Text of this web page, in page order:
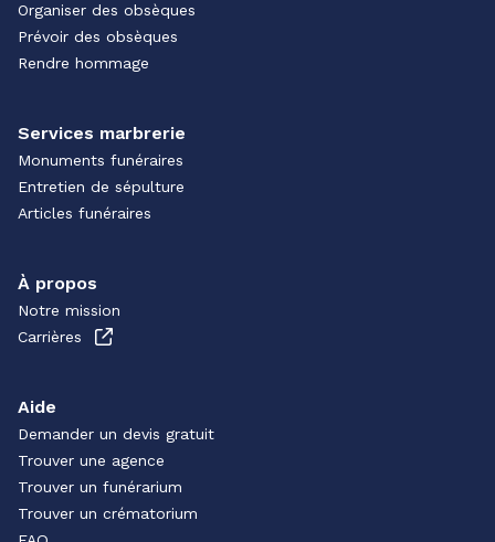
Organiser des obsèques
Prévoir des obsèques
Rendre hommage
Services marbrerie
Monuments funéraires
Entretien de sépulture
Articles funéraires
À propos
Notre mission
Carrières
Aide
Demander un devis gratuit
Trouver une agence
Trouver un funérarium
Trouver un crématorium